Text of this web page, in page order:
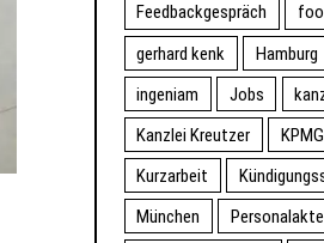
Feedbackgespräch
gerhard kenk
Hamburg
ingeniam
Jobs
Kanzlei Kreutzer
Kurzarbeit
München
Personalakte